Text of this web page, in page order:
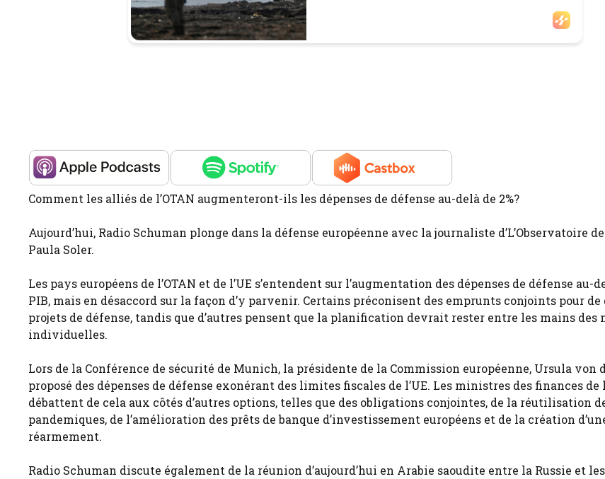
Comment les alliés de l’OTAN augmenteront-ils les dépenses de défense au-delà de 2%?
Aujourd’hui, Radio Schuman plonge dans la défense européenne avec la journaliste d’L’Observatoire de
Paula Soler.
Les pays européens de l’OTAN et de l’UE s’entendent sur l’augmentation des dépenses de défense au-
PIB, mais en désaccord sur la façon d’y parvenir. Certains préconisent des emprunts conjoints pour de
projets de défense, tandis que d’autres pensent que la planification devrait rester entre les mains des
individuelles.
Lors de la Conférence de sécurité de Munich, la présidente de la Commission européenne, Ursula von
proposé des dépenses de défense exonérant des limites fiscales de l’UE. Les ministres des finances de
débattent de cela aux côtés d’autres options, telles que des obligations conjointes, de la réutilisation
pandemiques, de l’amélioration des prêts de banque d’investissement européens et de la création
réarmement.
Radio Schuman discute également de la réunion d’aujourd’hui en Arabie saoudite entre la Russie et